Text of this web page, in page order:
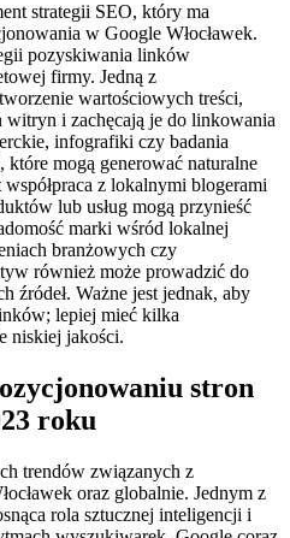
strategii SEO, który ma
w Google Włocławek.
pozyskiwania linków
firmy. Jedną z
wartościowych treści,
i zachęcają je do linkowania
infografiki czy badania
mogą generować naturalne
z lokalnymi blogerami
lub usług mogą przynieść
marki wśród lokalnej
branżowych czy
również może prowadzić do
źródeł. Ważne jest jednak, aby
lepiej mieć kilka
niskiej jakości.
stron
roku
trendów związanych z
oraz globalnie. Jednym z
rola sztucznej inteligencji i